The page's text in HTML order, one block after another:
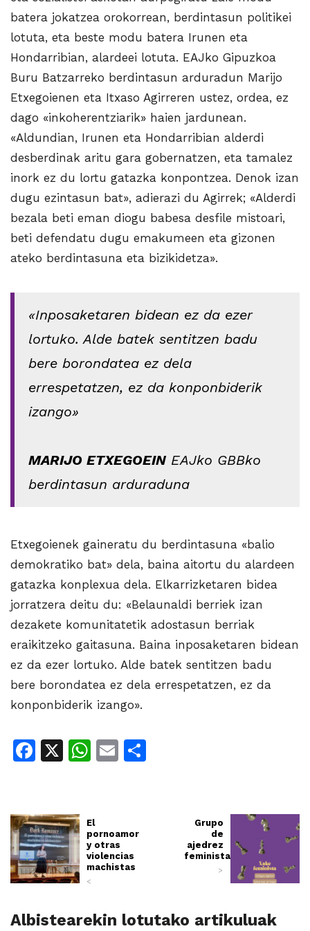
batera jokatzea orokorrean, berdintasun politikei
lotuta, eta beste modu batera Irunen eta
Hondarribian, alardeei lotuta. EAJko Gipuzkoa
Buru Batzarreko berdintasun arduradun Marijo
Etxegoienen eta Itxaso Agirreren ustez, ordea, ez
dago «inkoherentziarik» haien jardunean.
«Aldundian, Irunen eta Hondarribian alderdi
desberdinak aritu gara gobernatzen, eta tamalez
inork ez du lortu gatazka konpontzea. Denok izan
dugu ezintasun bat», adierazi du Agirrek; «Alderdi
bezala beti eman diogu babesa desfile mistoari,
beti defendatu dugu emakumeen eta gizonen
ateko berdintasuna eta bizikidetza».
«Inposaketaren bidean ez da ezer
lortuko. Alde batek sentitzen badu
bere borondatea ez dela
errespetatzen, ez da konponbiderik
izango»
MARIJO ETXEGOEIN EAJko GBBko
berdintasun arduraduna
Etxegoienek gaineratu du berdintasuna «balio
demokratiko bat» dela, baina aitortu du alardeen
gatazka konplexua dela. Elkarrizketaren bidea
jorratzera deitu du: «Belaunaldi berriek izan
dezakete komunitatetik adostasun berriak
eraikitzeko gaitasuna. Baina inposaketaren bidean
ez da ezer lortuko. Alde batek sentitzen badu
bere borondatea ez dela errespetatzen, ez da
konponbiderik izango».
Facebook
X WhatsApp
Email
El
pornoamor
y otras
violencias
machistas
<
Grupo
de
ajedrez
feminista
>
Albistearekin lotutako artikuluak